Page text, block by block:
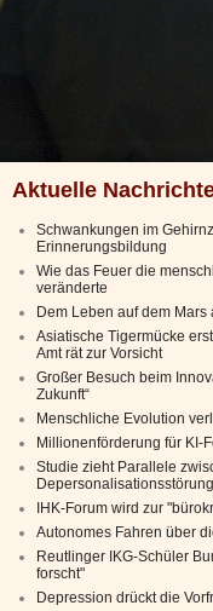
Aktuelle
Schwankungen im
Erinnerungsbildung
Wie das Feuer die
veränderte
Dem Leben auf dem Mars
Asiatische Tigermücke
Amt rät zur Vorsicht
Großer Besuch beim
Zukunft“
Menschliche Evolution
Millionenförderung für KI-
Studie zieht Parallele
IHK-Forum wird zur
Autonomes Fahren über
Reutlinger IKG-Schüler
forscht"
Depression drückt die